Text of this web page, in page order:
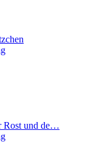
Rost und de…